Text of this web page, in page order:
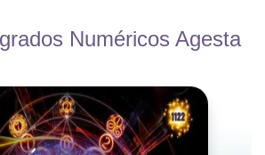
Numéricos Agesta